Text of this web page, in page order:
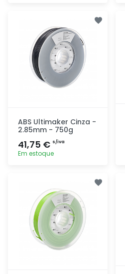
ABS Ultimaker Cinza -
2.85mm - 750g
41,75 € s/iva
Em estoque